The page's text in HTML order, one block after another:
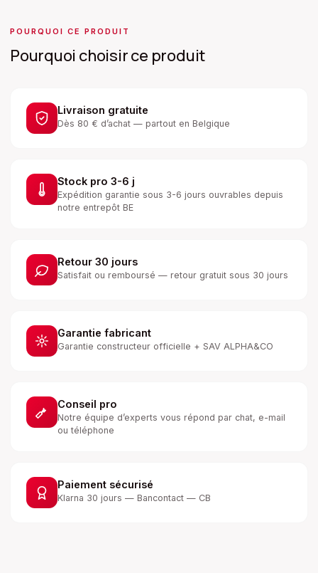
POURQUOI CE PRODUIT
Pourquoi choisir ce produit
Livraison gratuite
Dès 80 € d’achat — partout en Belgique
Stock pro 3-6 j
Expédition garantie sous 3-6 jours ouvrables depuis
notre entrepôt BE
Retour 30 jours
Satisfait ou remboursé — retour gratuit sous 30 jours
Garantie fabricant
Garantie constructeur officielle + SAV ALPHA&CO
Conseil pro
Notre équipe d’experts vous répond par chat, e-mail
ou téléphone
Paiement sécurisé
Klarna 30 jours — Bancontact — CB